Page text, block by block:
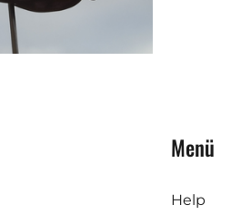
Menü
Help